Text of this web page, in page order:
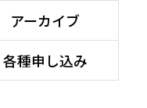
アーカイブ
各種申し込み